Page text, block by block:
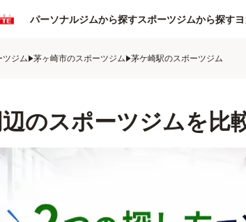
パーソナルジムから探すスポーツジムから探す
ツジム 茅ヶ崎市のスポーツジム 茅ケ崎駅のスポーツジム
のスポーツジムを比